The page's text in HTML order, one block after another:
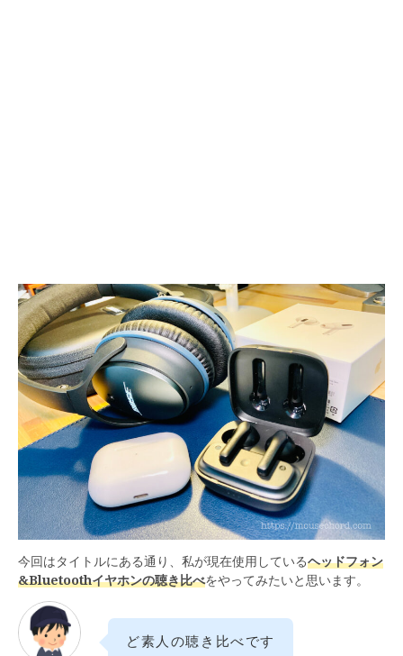
今回はタイトルにある通り、私が現在使用しているヘッドフォン
&Bluetoothイヤホンの聴き比べをやってみたいと思います。
ど素人の聴き比べです